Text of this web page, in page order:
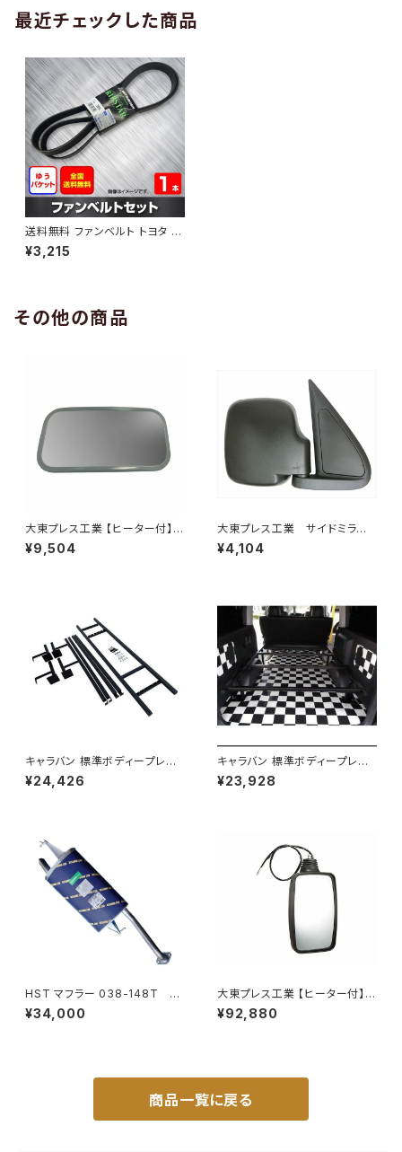
最近チェックした商品
送料無料 ファンベルト トヨタ ア
イシス 型式ZGM11W H21.09
～H24.06 （国内トップメーカ
¥3,215
その他の商品
大東プレス工業 【ヒーター付】サ
イドミラー/バックミラーJ08 DI
-7Z
¥9,504
大東プレス工業 サイドミラー/
バックミラダイハツ ハイゼッ
ト 右 99年～ DI-646
¥4,104
キャラバン 標準ボディープレミ
アムＧＸ/ＧＸライダ～用ベッドキ
ットフレーム GZ100-1
¥24,426
キャラバン 標準ボディープレミ
アムＧＸ/ＧＸライダ～用ベッドキ
ットフレーム GZ100-1
¥23,928
HST マフラー 038-148T プ
レミオ ZRT261 トヨタ 本体オ
ールステンレス 車検対応 純正
¥34,000
大東プレス工業 【ヒーター付】
ハイウェイミラー リモコン+ヒー
ター付 DI-6121CXE
¥92,880
商品一覧に戻る